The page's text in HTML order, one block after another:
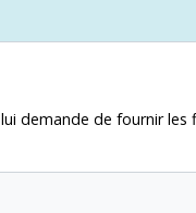
demande de fournir les